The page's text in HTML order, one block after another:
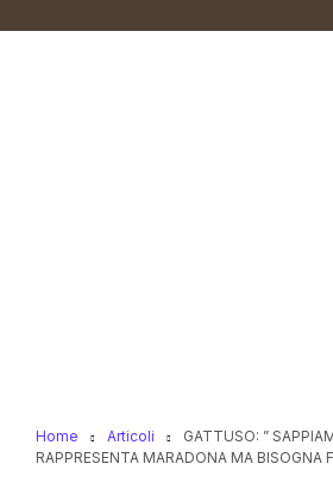
Home Articoli
GATTUSO: ”
RAPPRESENTA MARADONA MA BISOGNA